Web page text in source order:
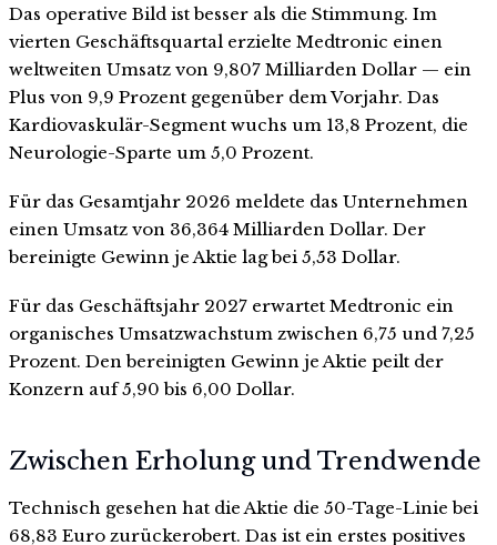
Das operative Bild ist besser als die Stimmung. Im
vierten Geschäftsquartal erzielte Medtronic einen
weltweiten Umsatz von 9,807 Milliarden Dollar — ein
Plus von 9,9 Prozent gegenüber dem Vorjahr. Das
Kardiovaskulär-Segment wuchs um 13,8 Prozent, die
Neurologie-Sparte um 5,0 Prozent.
Für das Gesamtjahr 2026 meldete das Unternehmen
einen Umsatz von 36,364 Milliarden Dollar. Der
bereinigte Gewinn je Aktie lag bei 5,53 Dollar.
Für das Geschäftsjahr 2027 erwartet Medtronic ein
organisches Umsatzwachstum zwischen 6,75 und 7,25
Prozent. Den bereinigten Gewinn je Aktie peilt der
Konzern auf 5,90 bis 6,00 Dollar.
Zwischen Erholung und Trendwende
Technisch gesehen hat die Aktie die 50-Tage-Linie bei
68,83 Euro zurückerobert. Das ist ein erstes positives